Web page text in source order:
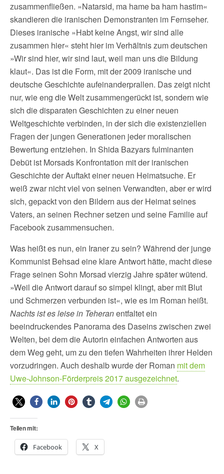
zusammenfließen. »Natarsid, ma hame ba ham hastim«
skandieren die iranischen Demonstranten im Fernseher.
Dieses iranische »Habt keine Angst, wir sind alle
zusammen hier« steht hier im Verhältnis zum deutschen
»Wir sind hier, wir sind laut, weil man uns die Bildung
klaut«. Das ist die Form, mit der 2009 iranische und
deutsche Geschichte aufeinanderprallen. Das zeigt nicht
nur, wie eng die Welt zusammengerückt ist, sondern wie
sich die disparaten Geschichten zu einer neuen
Weltgeschichte verbinden, in der sich die existenziellen
Fragen der jungen Generationen jeder moralischen
Bewertung entziehen. In Shida Bazyars fulminanten
Debüt ist Morsads Konfrontation mit der iranischen
Geschichte der Auftakt einer neuen Heimatsuche. Er
weiß zwar nicht viel von seinen Verwandten, aber er wird
sich, gepackt von den Bildern aus der Heimat seines
Vaters, an seinen Rechner setzen und seine Familie auf
Facebook zusammensuchen.
Was heißt es nun, ein Iraner zu sein? Während der junge
Kommunist Behsad eine klare Antwort hätte, macht diese
Frage seinen Sohn Morsad vierzig Jahre später wütend.
»Weil die Antwort darauf so simpel klingt, aber mit Blut
und Schmerzen verbunden ist«, wie es im Roman heißt.
Nachts ist es leise in Teheranentfaltet ein
beeindruckendes Panorama des Daseins zwischen zwei
Welten, bei dem die Autorin einfachen Antworten aus
dem Weg geht, um zu den tiefen Wahrheiten ihrer Helden
vorzudringen. Auch deshalb wurde der Roman mit dem
Uwe-Johnson-Förderpreis 2017 ausgezeichnet.
Teilen mit:
Facebook X